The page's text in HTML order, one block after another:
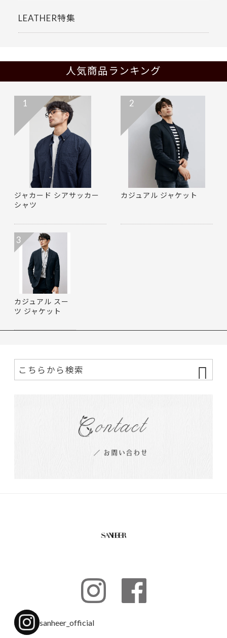
LEATHER特集
人気商品ランキング
ジャカード シアサッカー
シャツ
1
カジュアル ジャケット
2
カジュアル スー
ツ ジャケット
3
sanheer_official